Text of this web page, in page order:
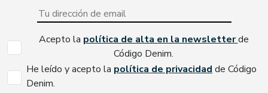
Acepto la política de alta en la newsletterde
Código Denim.
He leído y acepto la política de privacidadde Código
Denim.